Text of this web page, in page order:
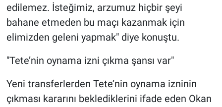
edilemez. İsteğimiz, arzumuz hiçbir şeyi
bahane etmeden bu maçı kazanmak için
elimizden geleni yapmak" diye konuştu.
"Tete’nin oynama izni çıkma şansı var"
Yeni transferlerden Tete’nin oynama izninin
çıkması kararını beklediklerini ifade eden Okan